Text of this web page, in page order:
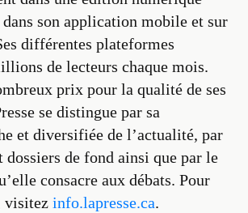
son application mobile et sur
différentes plateformes
de lecteurs chaque mois.
prix pour la qualité de ses
se distingue par sa
et diversifiée de l’actualité, par
dossiers de fond ainsi que par le
consacre aux débats. Pour
visitez info.lapresse.ca.